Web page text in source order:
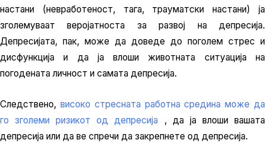
настани (невработеност, тага, трауматски настани) ја
зголемуваат веројатноста за развој на депресија.
Депресијата, пак, може да доведе до поголем стрес и
дисфункција и да ја влоши животната ситуација на
погодената личност и самата депресија.
Следствено, високо стресната работна средина може да
го зголеми ризикот од депресија , да ја влоши вашата
депресија или да ве спречи да закрепнете од депресија.